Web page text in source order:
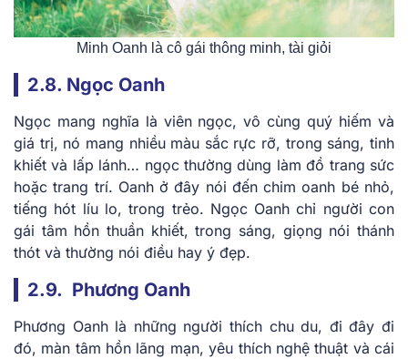
Minh Oanh là cô gái thông minh, tài giỏi
2.8. Ngọc Oanh
Ngọc mang nghĩa là viên ngọc, vô cùng quý hiếm và
giá trị, nó mang nhiều màu sắc rực rỡ, trong sáng, tinh
khiết và lấp lánh… ngọc thường dùng làm đồ trang sức
hoặc trang trí. Oanh ở đây nói đến chim oanh bé nhỏ,
tiếng hót líu lo, trong trẻo. Ngọc Oanh chỉ người con
gái tâm hồn thuần khiết, trong sáng, giọng nói thánh
thót và thường nói điều hay ý đẹp.
2.9. Phương Oanh
Phương Oanh là những người thích chu du, đi đây đi
đó, màn tâm hồn lãng mạn, yêu thích nghệ thuật và cái